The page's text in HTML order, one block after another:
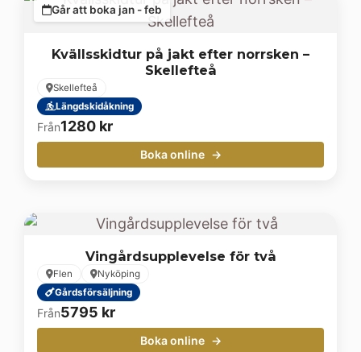
Går att boka jan - feb
Kvällsskidtur på jakt efter norrsken –
Skellefteå
Skellefteå
Längdskidåkning
Från1280 kr
Boka online
Vingårdsupplevelse för två
Flen
Nyköping
Gårdsförsäljning
Från5795 kr
Boka online